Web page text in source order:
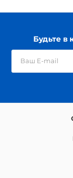
Будьте в